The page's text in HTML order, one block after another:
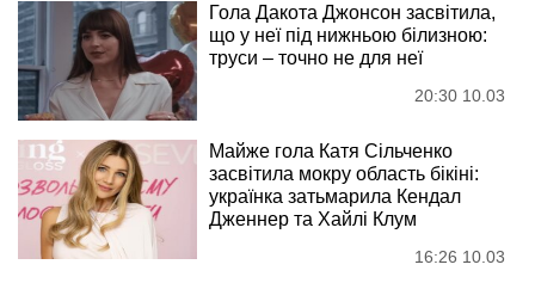
Гола Дакота Джонсон засвітила,
що у неї під нижньою білизною:
труси – точно не для неї
20:30 10.03
Майже гола Катя Сільченко
засвітила мокру область бікіні:
українка затьмарила Кендал
Дженнер та Хайлі Клум
16:26 10.03